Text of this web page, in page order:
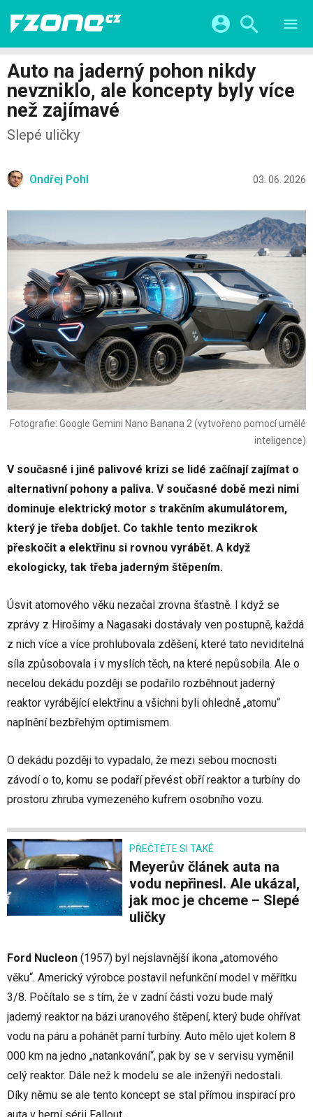
VIDEA
SERIÁLY
KATEGORIE
CHYTRÁ MĚSTA
ŽIVOT BUDOUCNOSTI
HRY A ZÁBAVA
FINTECH
Facebook Google
Twitter
Auto na jaderný pohon nikdy
nevzniklo, ale koncepty byly více
než zajímavé
Slepé uličky
Ondřej Pohl 03. 06. 2026
Fotografie: Google Gemini Nano Banana 2 (vytvořeno pomocí umělé
inteligence)
V současné i jiné palivové krizi se lidé začínají zajímat o
alternativní pohony a paliva. V současné době mezi nimi
dominuje elektrický motor s trakčním akumulátorem,
který je třeba dobíjet. Co takhle tento mezikrok
přeskočit a elektřinu si rovnou vyrábět. A když
ekologicky, tak třeba jaderným štěpením.
Úsvit atomového věku nezačal zrovna šťastně. I když se
zprávy z Hirošimy a Nagasaki dostávaly ven postupně, každá
z nich více a více prohlubovala zděšení, které tato neviditelná
síla způsobovala i v myslích těch, na které nepůsobila. Ale o
necelou dekádu později se podařilo rozběhnout jaderný
reaktor vyrábějící elektřinu a všichni byli ohledně „atomu“
naplnění bezbřehým optimismem.
O dekádu později to vypadalo, že mezi sebou mocnosti
závodí o to, komu se podaří převést obří reaktor a turbíny do
prostoru zhruba vymezeného kufrem osobního vozu.
PŘEČTĚTE SI TAKÉ
Meyerův článek auta na
vodu nepřinesl. Ale ukázal,
jak moc je chceme – Slepé
uličky
Ford Nucleon (1957) byl nejslavnější ikona „atomového
věku“. Americký výrobce postavil nefunkční model v měřítku
3/8. Počítalo se s tím, že v zadní části vozu bude malý
jaderný reaktor na bázi uranového štěpení, který bude ohřívat
vodu na páru a pohánět parní turbíny. Auto mělo ujet kolem 8
000 km na jedno „natankování“, pak by se v servisu vyměnil
celý reaktor. Dále než k modelu se ale inženýři nedostali.
Díky němu se ale tento koncept se stal přímou inspirací pro